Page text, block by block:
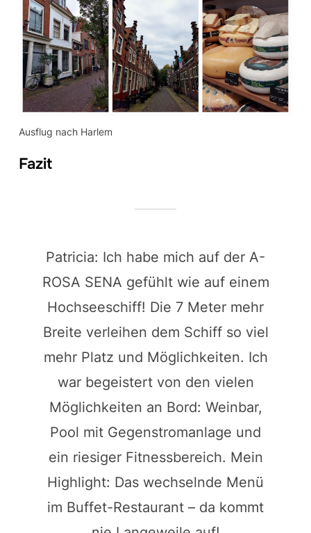
Ausflug nach Harlem
Fazit
Patricia: Ich habe mich auf der A-
ROSA SENA gefühlt wie auf einem
Hochseeschiff! Die 7 Meter mehr
Breite verleihen dem Schiff so viel
mehr Platz und Möglichkeiten. Ich
war begeistert von den vielen
Möglichkeiten an Bord: Weinbar,
Pool mit Gegenstromanlage und
ein riesiger Fitnessbereich. Mein
Highlight: Das wechselnde Menü
im Buffet-Restaurant – da kommt